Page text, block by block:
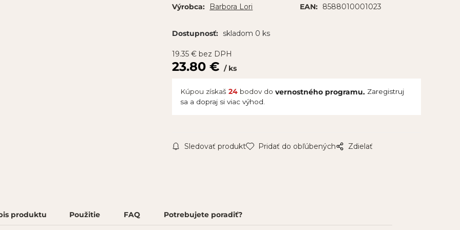
Výrobca: Barbora Lori EAN: 8588010001023
Dostupnosť: skladom 0 ks
19.35 €bez DPH
23.80 € ks
Kúpou získaš24 bodov dovernostného programu. Zaregistruj
sa a dopraj si viac výhod.
Sledovať produkt Pridať do obľúbených Zdielať
produktu Použitie FAQ Potrebujete poradiť?